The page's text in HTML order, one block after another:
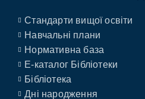
Стандарти вищої освіти
Навчальні плани
Нормативна база
E-каталог Бібліотеки
Бібліотека
Дні народження